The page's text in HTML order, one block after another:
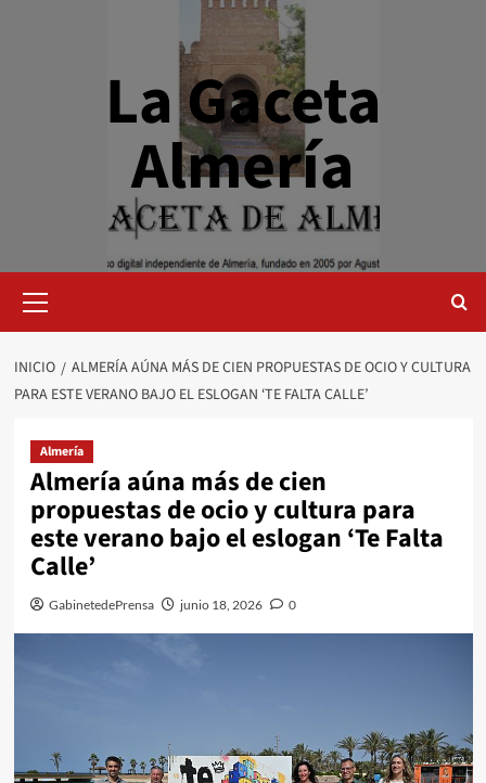
La Gaceta
Almería
primario
INICIO
ALMERÍA AÚNA MÁS DE CIEN PROPUESTAS DE OCIO Y CULTURA
PARA ESTE VERANO BAJO EL ESLOGAN ‘TE FALTA CALLE’
Almería
Almería aúna más de cien
propuestas de ocio y cultura para
este verano bajo el eslogan ‘Te Falta
Calle’
GabinetedePrensa junio 18, 2026 0